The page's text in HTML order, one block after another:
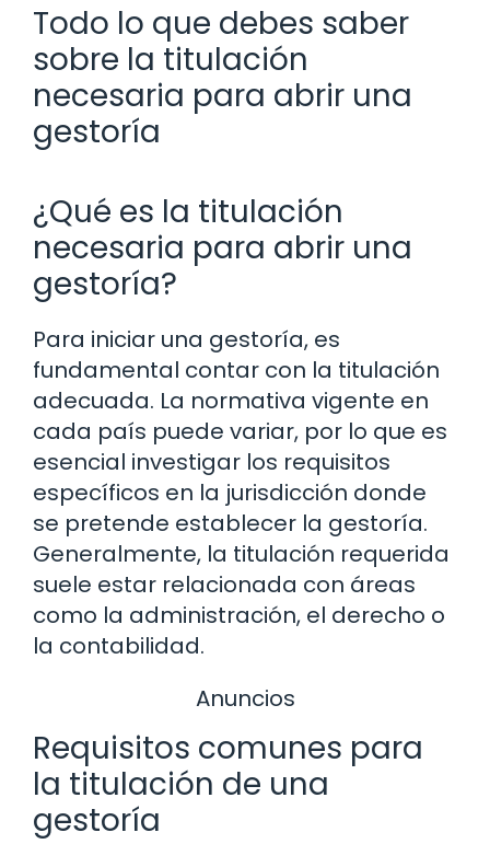
Todo lo que debes saber
sobre la titulación
necesaria para abrir una
gestoría
¿Qué es la titulación
necesaria para abrir una
gestoría?
Para iniciar una gestoría, es
fundamental contar con la titulación
adecuada. La normativa vigente en
cada país puede variar, por lo que es
esencial investigar los requisitos
específicos en la jurisdicción donde
se pretende establecer la gestoría.
Generalmente, la titulación requerida
suele estar relacionada con áreas
como la administración, el derecho o
la contabilidad.
Anuncios
Requisitos comunes para
la titulación de una
gestoría